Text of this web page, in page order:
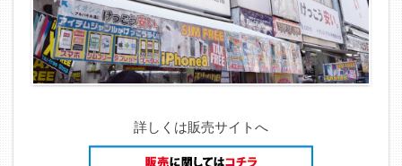
詳しくは販売サイトへ